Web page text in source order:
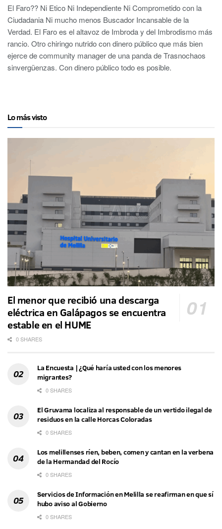
El Faro?? Ni Etico Ni Independiente Ni Comprometido con la
Ciudadania Ni mucho menos Buscador Incansable de la
Verdad. El Faro es el altavoz de Imbroda y del Imbrodismo más
rancio. Otro chiringo nutrido con dinero público que más bien
ejerce de community manager de una panda de Trasnochaos
sinvergüenzas. Con dinero público todo es posible.
Lo más visto
El menor que recibió una descarga
eléctrica en Galápagos se encuentra
estable en el HUME
0 SHARES
La Encuesta | ¿Qué haría usted con los menores
migrantes?
0 SHARES
El Gruvama localiza al responsable de un vertido ilegal de
residuos en la calle Horcas Coloradas
0 SHARES
Los melillenses ríen, beben, comen y cantan en la verbena
de la Hermandad del Rocío
0 SHARES
Servicios de Información en Melilla se reafirman en que sí
hubo aviso al Gobierno
0 SHARES